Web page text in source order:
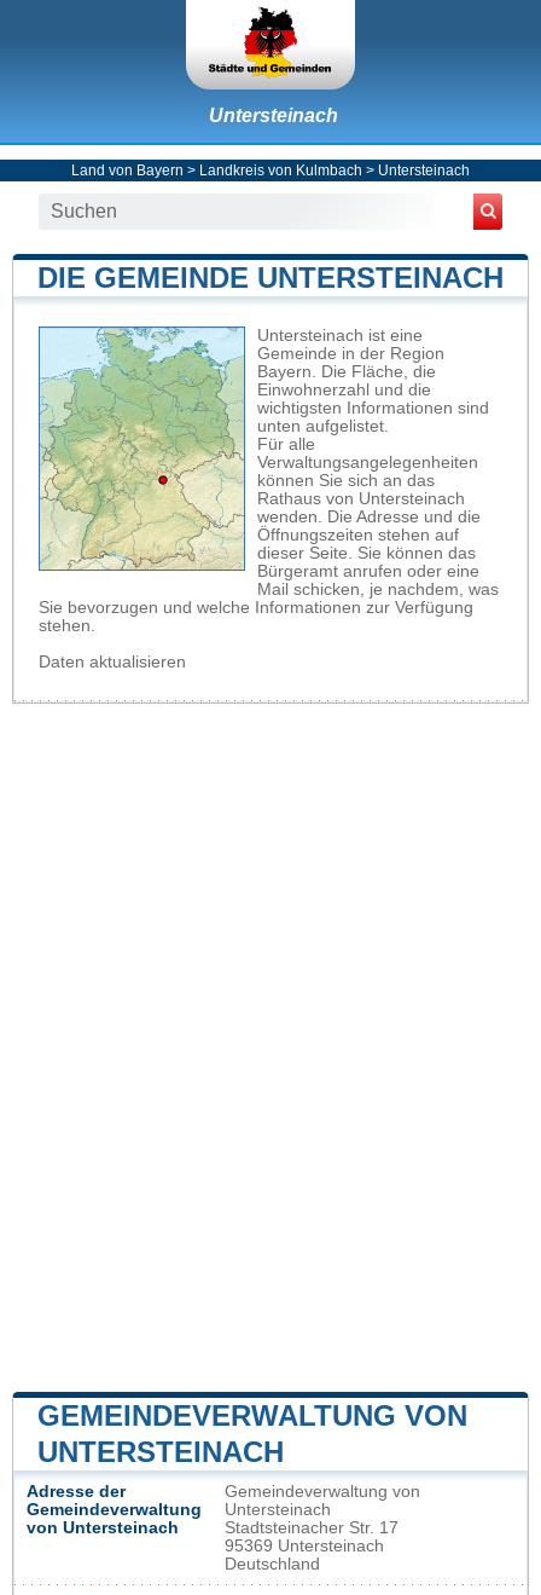
Untersteinach
Land von Bayern > Landkreis von Kulmbach > Untersteinach
DIE GEMEINDE UNTERSTEINACH
Untersteinach ist eine
Gemeinde in der Region
Bayern. Die Fläche, die
Einwohnerzahl und die
wichtigsten Informationen sind
unten aufgelistet.
Für alle
Verwaltungsangelegenheiten
können Sie sich an das
Rathaus von Untersteinach
wenden. Die Adresse und die
Öffnungszeiten stehen auf
dieser Seite. Sie können das
Bürgeramt anrufen oder eine
Mail schicken, je nachdem, was
Sie bevorzugen und welche Informationen zur Verfügung
stehen.
Daten aktualisieren
GEMEINDEVERWALTUNG VON
UNTERSTEINACH
Adresse der
Gemeindeverwaltung
von Untersteinach
Gemeindeverwaltung von
Untersteinach
Stadtsteinacher Str. 17
95369 Untersteinach
Deutschland